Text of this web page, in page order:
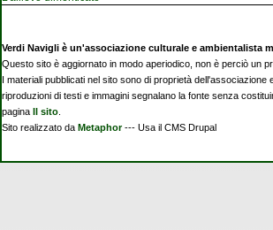
Verdi Navigli è un'associazione culturale e ambientalista
Questo sito è aggiornato in modo aperiodico, non è perciò un
I materiali pubblicati nel sito sono di proprietà
riproduzioni di testi e immagini segnalano la fonte senza
pagina
Il sito.
Sito realizzato da Metaphor--- Usa il CMS Drupal